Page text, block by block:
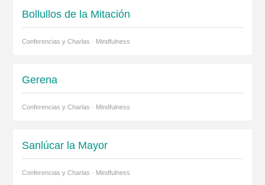
Bollullos de la Mitación
Conferencias y Charlas · Mindfulness
Gerena
Conferencias y Charlas · Mindfulness
Sanlúcar la Mayor
Conferencias y Charlas · Mindfulness